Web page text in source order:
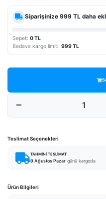
Siparişinize999 TL daha
Sepet: 0 TL
Bedava kargo limiti: 999 TL
Teslimat Seçenekleri
TAHMINI TESLIMAT
9 Ağustos Pazar günü kargoda
Ürün Bilgileri